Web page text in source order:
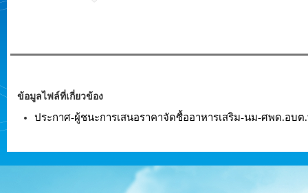
ข้อมูลไฟล์ที่เกี่ยวข้อง
ประกาศ-ผู้ชนะการเสนอราคาจัดซื้ออาหารเสริม-นม-ศพด.อบต